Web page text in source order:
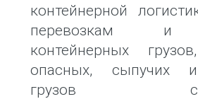
контейнерной
перевозкам и
контейнерных
опасных, сыпучих
грузов